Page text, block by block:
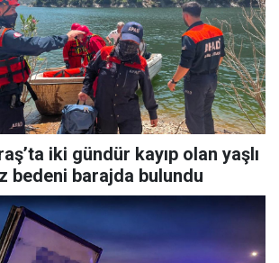
iki gündür kayıp olan yaşlı
bedeni barajda bulundu